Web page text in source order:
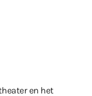
en het